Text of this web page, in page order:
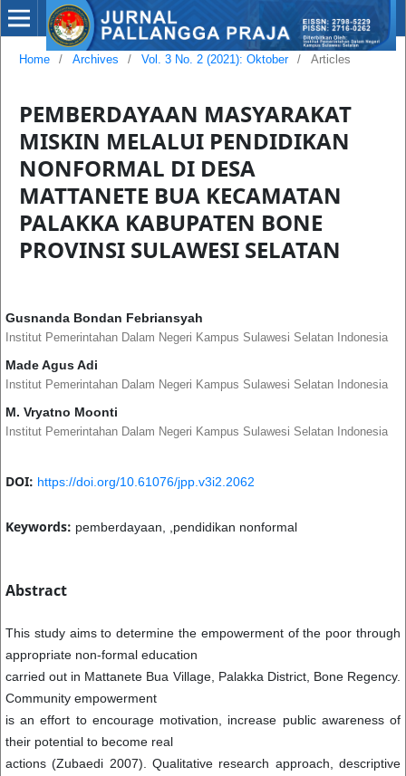
Home / Archives / Vol. 3 No. 2 (2021): Oktober / Articles
PEMBERDAYAAN MASYARAKAT
MISKIN MELALUI PENDIDIKAN
NONFORMAL DI DESA
MATTANETE BUA KECAMATAN
PALAKKA KABUPATEN BONE
PROVINSI SULAWESI SELATAN
Gusnanda Bondan Febriansyah
Institut Pemerintahan Dalam Negeri Kampus Sulawesi Selatan Indonesia
Made Agus Adi
Institut Pemerintahan Dalam Negeri Kampus Sulawesi Selatan Indonesia
M. Vryatno Moonti
Institut Pemerintahan Dalam Negeri Kampus Sulawesi Selatan Indonesia
DOI: https://doi.org/10.61076/jpp.v3i2.2062
Keywords: pemberdayaan, ,pendidikan nonformal
Abstract
This study aims to determine the empowerment of the poor through
appropriate non-formal education
carried out in Mattanete Bua Village, Palakka District, Bone Regency.
Community empowerment
is an effort to encourage motivation, increase public awareness of
their potential to become real
actions (Zubaedi 2007). Qualitative research approach, descriptive